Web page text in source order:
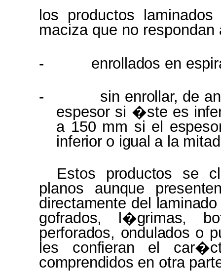
los productos
maciza que no
-
enrollados en
-
sin enrollar, de
espesor si �ste es
a 150 mm si el
inferior o igual a la mitad
Estos productos se
planos aunque
directamente del
laminado
gofrados, l�grimas,
perforados, ondulados o
les confieran el
comprendidos en otra